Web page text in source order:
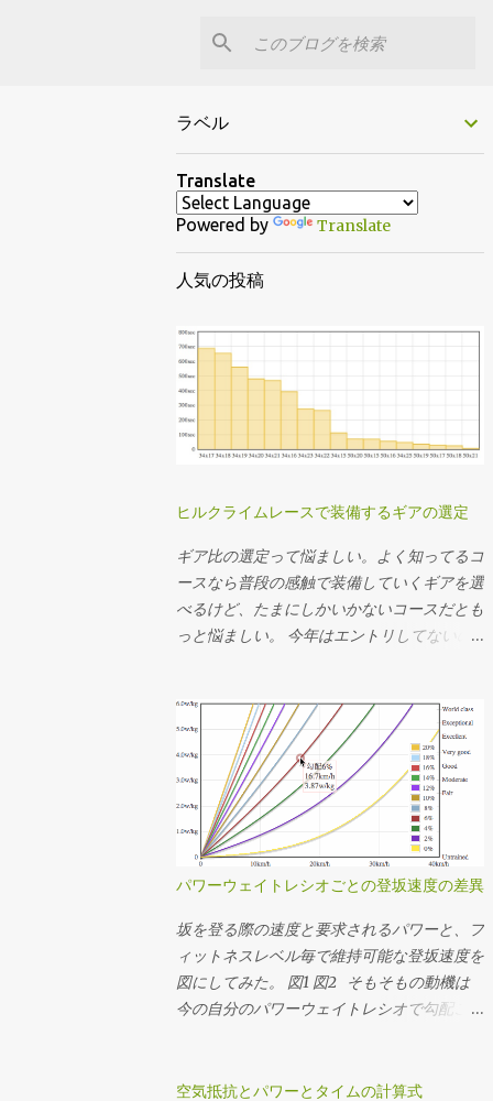
ラベル
Translate
Powered by Translate
人気の投稿
ヒルクライムレースで装備するギアの選定
ギア比の選定って悩ましい。よく知ってるコ
ースなら普段の感触で装備していくギアを選
べるけど、たまにしかいかないコースだとも
っと悩ましい。 今年はエントリしてないの
のログの速度とケイデンスから使用したギア
を推定してその分布を見たらこんな感じだっ
た。タイムは1時間13分24秒。 全体の平均
ケイデンスは83rpm。殆どの場面で34x17〜
22で回してたことになるか。記憶の範囲で
は丁度良い装備だったなという感想。結局
34x25Tは使ってなくて、最後の緩斜面は
37km/hぐらいまで速度が伸びたけど50x15T
を90rpm弱で回してちょうどギリギリだっ
たことになる。あー34x15T(2.266)が100秒ち
ょいあるけど、うちのインナートップは激し
くチェーンリングに当たってうっとおしいの
ーまたは想定タイムを仮決めする 脳内サイ
パワーウェイトレシオごとの登坂速度の差異
坂を登る際の速度と要求されるパワーと、フ
ィットネスレベル毎で維持可能な登坂速度を
図にしてみた。 図1 図2 そもそもの動機は
今の自分のパワーウェイトレシオで勾配ごと
ので先行してポスト。 ここでいう「フィッ
空気抵抗とパワーとタイムの計算式